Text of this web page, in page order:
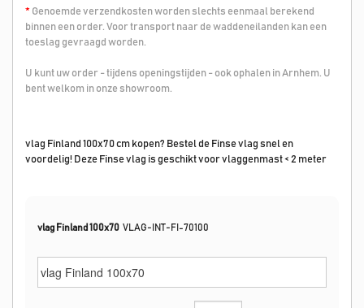
* Genoemde verzendkosten worden slechts eenmaal berekend
binnen een order. Voor transport naar de waddeneilanden kan een
toeslag gevraagd worden.
U kunt uw order - tijdens openingstijden - ook ophalen in Arnhem. U
bent welkom in onze showroom.
vlag Finland 100x70 cm kopen? Bestel de Finse vlag snel en
voordelig! Deze Finse vlag is geschikt voor vlaggenmast < 2 meter
vlag Finland 100x70 VLAG-INT-FI-70100